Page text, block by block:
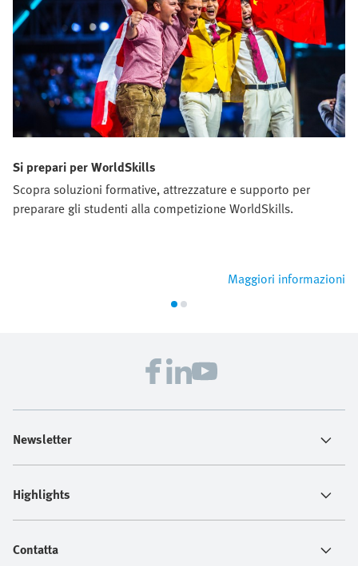
Si prepari per WorldSkills
Scopra soluzioni formative, attrezzature e supporto per
preparare gli studenti alla competizione WorldSkills.
Maggiori informazioni
Newsletter
Highlights
Contatta